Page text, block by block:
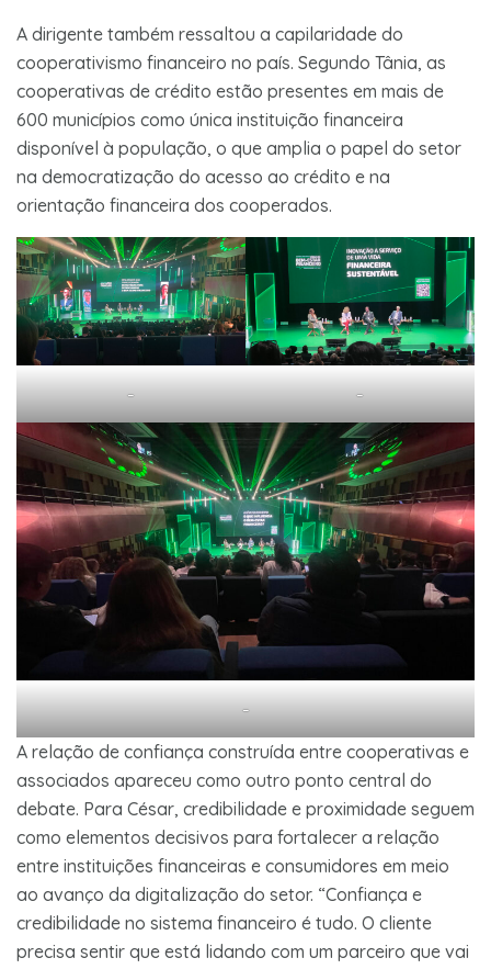
A dirigente também ressaltou a capilaridade do
cooperativismo financeiro no país. Segundo Tânia, as
cooperativas de crédito estão presentes em mais de
600 municípios como única instituição financeira
disponível à população, o que amplia o papel do setor
na democratização do acesso ao crédito e na
orientação financeira dos cooperados.
– –
–
A relação de confiança construída entre cooperativas e
associados apareceu como outro ponto central do
debate. Para César, credibilidade e proximidade seguem
como elementos decisivos para fortalecer a relação
entre instituições financeiras e consumidores em meio
ao avanço da digitalização do setor. “Confiança e
credibilidade no sistema financeiro é tudo. O cliente
precisa sentir que está lidando com um parceiro que vai